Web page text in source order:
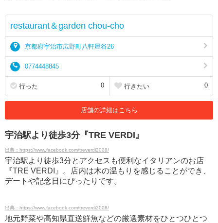
restaurant＆garden chou-cho
京都府宇治市広野町八軒屋谷26
0774448845
行った 0 行きたい 0
店舗の詳細はこちら
宇治駅より徒歩3分『TRE VERDI』
出典：https://www.facebook.com/treverdi2008/
宇治駅より徒歩3分とアクセスも便利なイタリアンのお店
『TRE VERDI』。店内は木の温もりを感じることができ、
デートや記念日にぴったりです。
出典：https://www.facebook.com/treverdi2008/
地元野菜や高知県直送鮮魚などの厳選素材をひとつひとつ